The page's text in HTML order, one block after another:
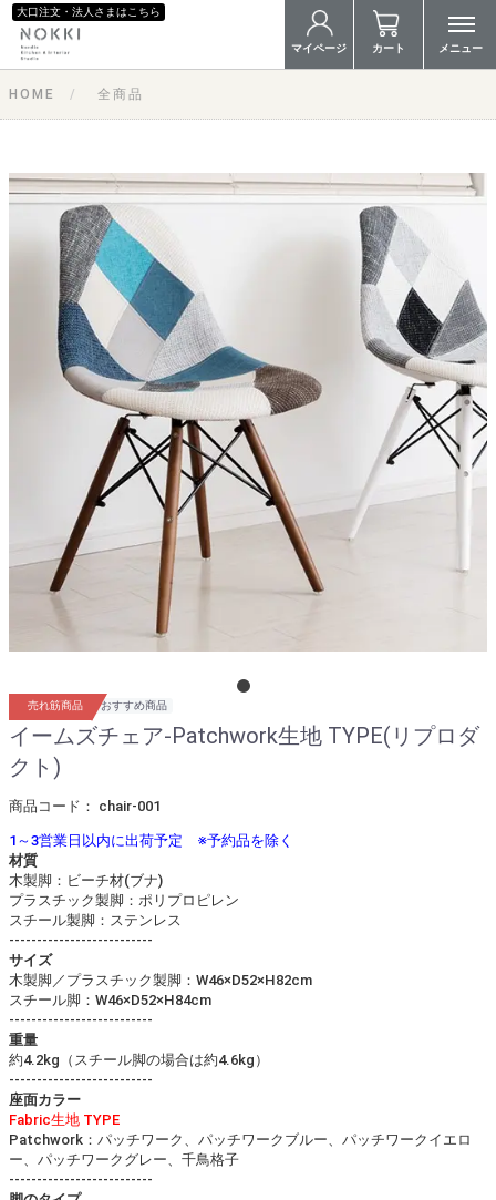
大口注文・法人さまはこちら
マイページ カート メニュー
HOME 全商品
売れ筋商品 おすすめ商品
イームズチェア-Patchwork生地 TYPE(リプロダ
クト)
商品コード： chair-001
1～3営業日以内に出荷予定 ※予約品を除く
材質
木製脚：ビーチ材(ブナ)
プラスチック製脚：ポリプロピレン
スチール製脚：ステンレス
--------------------------
サイズ
木製脚／プラスチック製脚：W46×D52×H82cm
スチール脚：W46×D52×H84cm
--------------------------
重量
約4.2kg（スチール脚の場合は約4.6kg）
--------------------------
座面カラー
Fabric生地 TYPE
Patchwork：パッチワーク、パッチワークブルー、パッチワークイエロ
ー、パッチワークグレー、千鳥格子
--------------------------